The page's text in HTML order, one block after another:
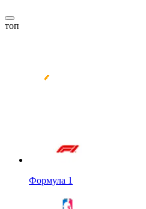
топ
Формула 1